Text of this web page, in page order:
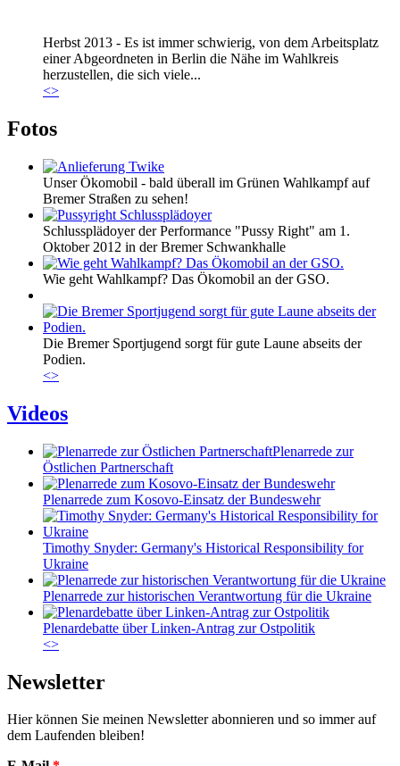
Marie_und_Wahlkreis.jpg
Marie_und_Wahlkreis.jpg
Herbst 2013 - Es ist immer schwierig, von dem Arbeitsplatz
einer Abgeordneten in Berlin die Nähe im Wahlkreis
herzustellen, die sich viele...
<>
Fotos
Unser Ökomobil - bald überall im Grünen Wahlkampf auf
Bremer Straßen zu sehen!
Schlussplädoyer der Performance "Pussy Right" am 1.
Oktober 2012 in der Bremer Schwankhalle
Wie geht Wahlkampf? Das Ökomobil an der GSO.
Die Bremer Sportjugend sorgt für gute Laune abseits der
Podien.
<>
Videos
Plenarrede zur
Östlichen Partnerschaft
Plenarrede zum Kosovo-Einsatz der Bundeswehr
Timothy Snyder: Germany's Historical Responsibility for
Ukraine
Plenarrede zur historischen Verantwortung für die Ukraine
Plenardebatte über Linken-Antrag zur Ostpolitik
<>
Newsletter
Hier können Sie meinen Newsletter abonnieren und so immer auf
dem Laufenden bleiben!